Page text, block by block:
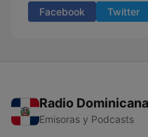
Facebook Twitter
Radio Dominicana
Emisoras y Podcasts